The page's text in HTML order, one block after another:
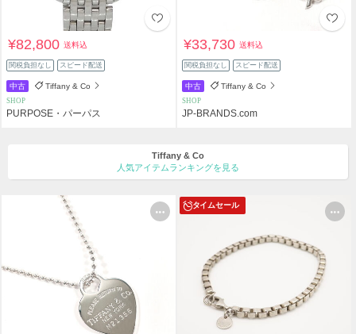
¥82,800送料込
関税負担なし スピード配送
中古 Tiffany & Co
SHOP
PURPOSE・パーパス
¥33,730送料込
関税負担なし スピード配送
中古 Tiffany & Co
SHOP
JP-BRANDS.com
Tiffany & Co
人気アイテムランキングを見る
タイムセール